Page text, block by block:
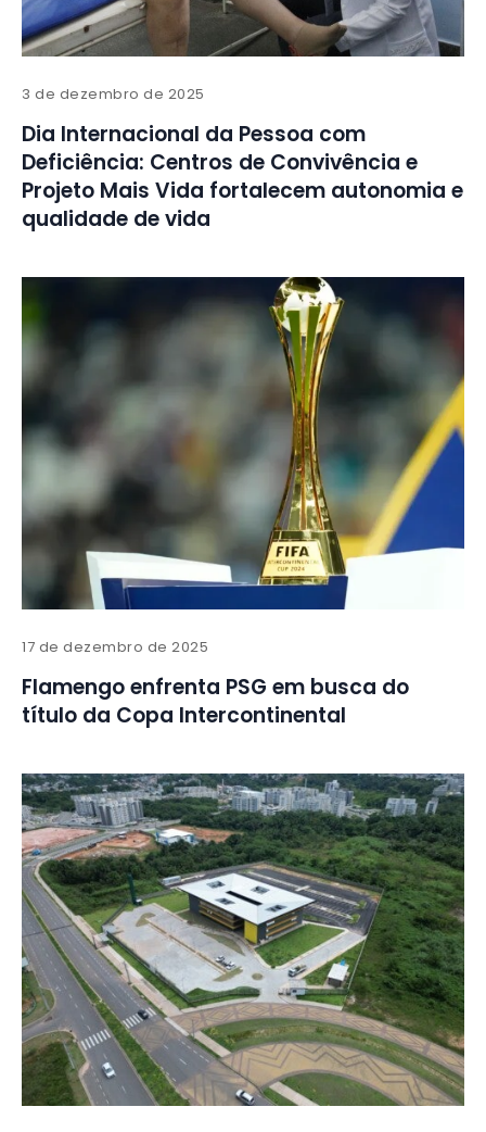
3 de dezembro de 2025
Dia Internacional da Pessoa com
Deficiência: Centros de Convivência e
Projeto Mais Vida fortalecem autonomia e
qualidade de vida
17 de dezembro de 2025
Flamengo enfrenta PSG em busca do
título da Copa Intercontinental